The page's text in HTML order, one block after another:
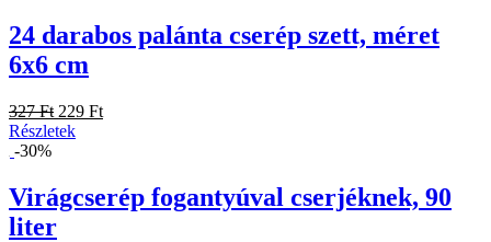
24 darabos palánta cserép szett, méret
6x6 cm
327 Ft 229 Ft
Részletek
-30%
Virágcserép fogantyúval cserjéknek, 90
liter